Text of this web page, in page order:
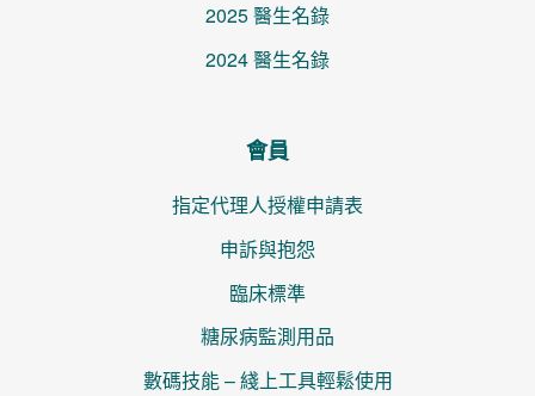
2025 醫生名錄
2024 醫生名錄
會員
指定代理人授權申請表
申訴與抱怨
臨床標準
糖尿病監測用品
數碼技能 – 綫上工具輕鬆使用